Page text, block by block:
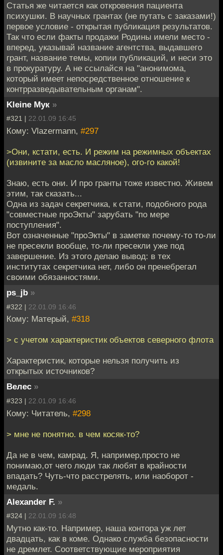
Статья же читается как откровения пациента
психушки. В научных грантах (не путать с заказами!)
первое условие - открытая публикация результатов.
Так что если факты продажи Родины имели место -
вперед, указывай название агентства, выдавшего
грант, название темы, копии публикаций, и неси это
в прокуратуру. А не ссылайся на "анонимома,
который имеет непосредственное отношение к
контрразведывательным органам".
Kleine Мук »
#321 | 22.01.09 16:45
Кому: Vlazermann, #297
>Они, кстати, есть. И режим на режимных объектах
(извините за масло масляное), ого-го какой!
Знаю, есть они. И про гранты тоже известно. Живем
этим, так сказать...
Одна из задач секретчика, к стати, подобного рода
"совместные проЭкты" зарубать "по мере
поступления".
Вот означенные "проЭкты" в заметке почему-то то-ли
не пресекли вообще, то-ли пресекли уже под
завершение. Из этого делаю вывод: в тех
институтах секретчика нет, либо он пренебрегал
своими обязанностями.
ps_jb »
#322 | 22.01.09 16:46
Кому: Матерый, #318
> с учетом характеристик объектов северного флота
Характеристик, которые нельзя получить из
открытых источников?
Велес »
#323 | 22.01.09 16:46
Кому: Читатель, #298
> мне не понятно. в чем косяк-то?
Да не в чем, камрад. Я, например,просто не
понимаю,от чего люди так любят в крайности
впадать? Чуть-что расстрелять, или наоборот -
медаль.
Alexander F. »
#324 | 22.01.09 16:48
Мутно как-то. Например, наша контора уж лет
двадцать, как в коме. Однако служба безопасности
не дремлет. Соответствующие мероприятия